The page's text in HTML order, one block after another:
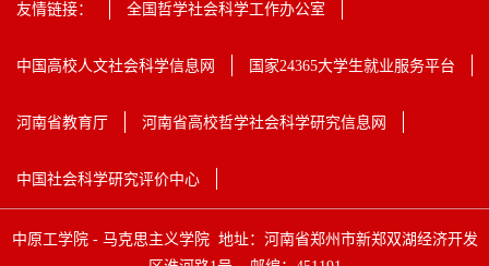
友情链接： 全国哲学社会科学工作办公室
中国高校人文社会科学信息网 国家24365大学生就业服务平台
河南省教育厅 河南省高校哲学社会科学研究信息网
中国社会科学研究评价中心
中原工学院 - 马克思主义学院 地址：河南省郑州市新郑双湖经济开发